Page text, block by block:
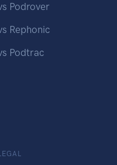
Podrover
Rephonic
Podtrac